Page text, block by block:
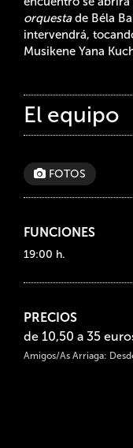
orquestade Béla
intervendrá,
Musikene Yana
El equipo
FOTOS
FUNCIONES
19:00 h.
PRECIOS
de 10,50 a 35
Amigos/As Arriaga: